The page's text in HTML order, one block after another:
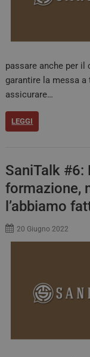
passare anche per
garantire la messa a
assicurare…
LEGGI
SaniTalk #6:
formazione,
l’abbiamo
20 Giugno 2022